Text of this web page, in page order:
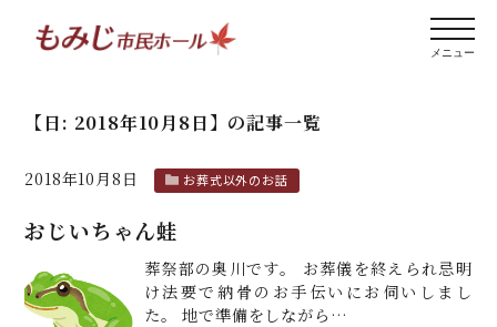
【日: 2018年10月8日】 の記事一覧
2018年10月8日 お葬式以外のお話
おじいちゃん蛙
葬祭部の奥川です。 お葬儀を終えられ忌明
け法要で納骨のお手伝いにお伺いしまし
た。 地で準備をしながら…